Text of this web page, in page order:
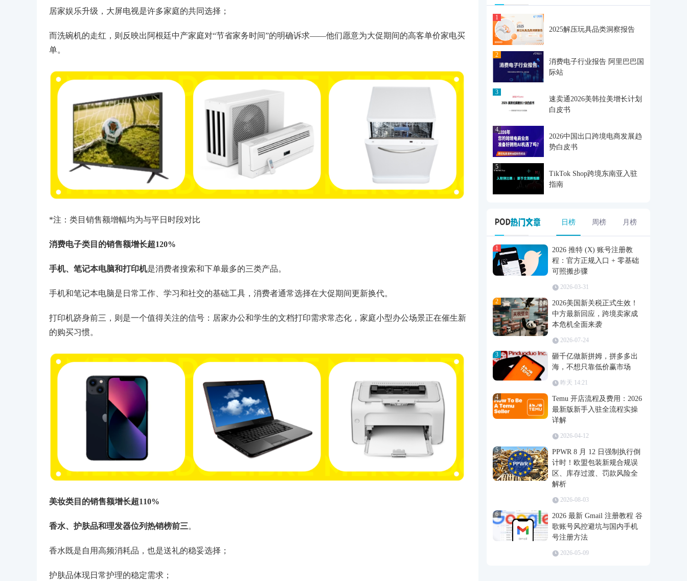
居家娱乐升级，大屏电视是许多家庭的共同选择；
而洗碗机的走红，则反映出阿根廷中产家庭对“节省家务时间”的明确诉求——他们愿意为大促期间的高客单价家电买
单。
*注：类目销售额增幅均为与平日时段对比
消费电子类目的销售额增长超120%
手机、笔记本电脑和打印机是消费者搜索和下单最多的三类产品。
手机和笔记本电脑是日常工作、学习和社交的基础工具，消费者通常选择在大促期间更新换代。
打印机跻身前三，则是一个值得关注的信号：居家办公和学生的文档打印需求常态化，家庭小型办公场景正在催生新
的购买习惯。
美妆类目的销售额增长超110%
香水、护肤品和理发器位列热销榜前三。
香水既是自用高频消耗品，也是送礼的稳妥选择；
护肤品体现日常护理的稳定需求；
1
际站
白皮书
4
2026 推特 (X) 账号注册教
可照搬步骤
2026-03-31
2
2026美国新关税正式生效！
本危机全面来袭
2026-07-24
海，不想只靠低价赢市场
昨天 14:21
4
Temu 开店流程及费用：2026
详解
2026-04-12
5
PPWR 8 月 12 日强制执行倒
计时！欧盟包装新规合规误
解析
2026-08-03
2026 最新 Gmail 注册教程 谷
号注册方法